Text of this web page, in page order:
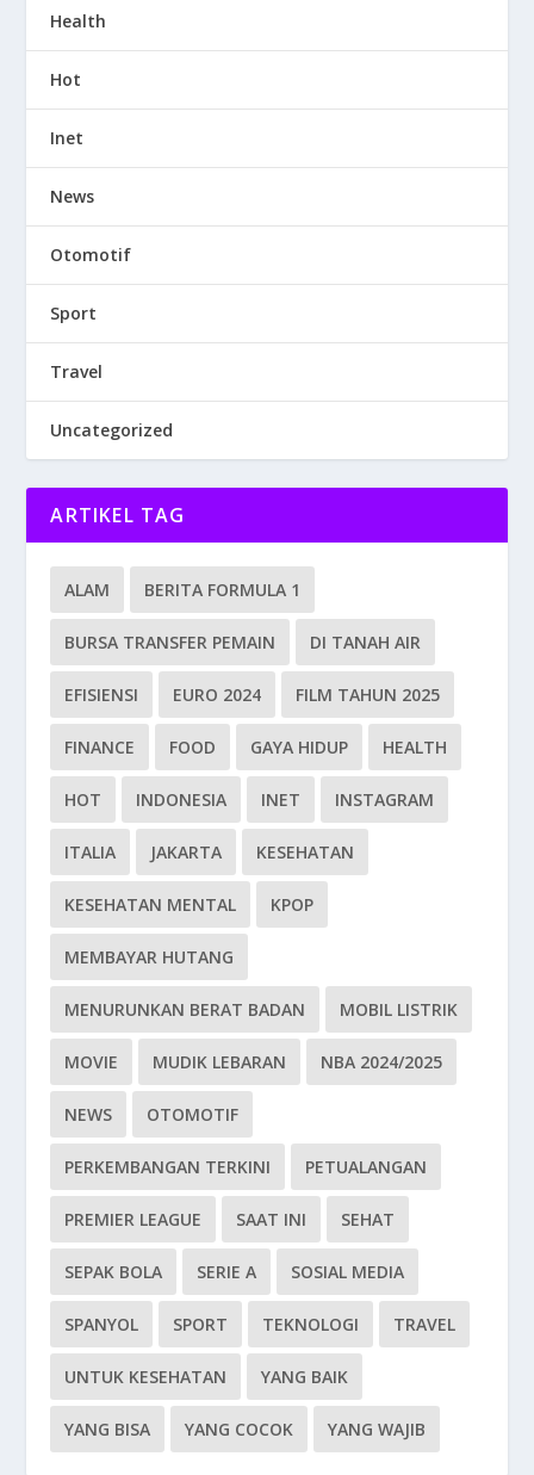
Health
Hot
Inet
News
Otomotif
Sport
Travel
Uncategorized
ARTIKEL TAG
ALAM BERITA FORMULA 1
BURSA TRANSFER PEMAIN DI TANAH AIR
EFISIENSI EURO 2024 FILM TAHUN 2025
FINANCE FOOD GAYA HIDUP HEALTH
HOT INDONESIA INET INSTAGRAM
ITALIA JAKARTA KESEHATAN
KESEHATAN MENTAL KPOP
MEMBAYAR HUTANG
MENURUNKAN BERAT BADAN MOBIL LISTRIK
MOVIE MUDIK LEBARAN NBA 2024/2025
NEWS OTOMOTIF
PERKEMBANGAN TERKINI PETUALANGAN
PREMIER LEAGUE SAAT INI SEHAT
SEPAK BOLA SERIE A SOSIAL MEDIA
SPANYOL SPORT TEKNOLOGI TRAVEL
UNTUK KESEHATAN YANG BAIK
YANG BISA YANG COCOK YANG WAJIB